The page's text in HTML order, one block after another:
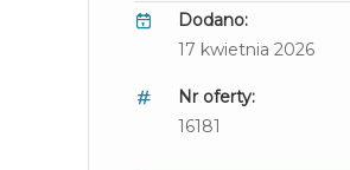
Dodano:
17 kwietnia 2026
Nr oferty:
16181